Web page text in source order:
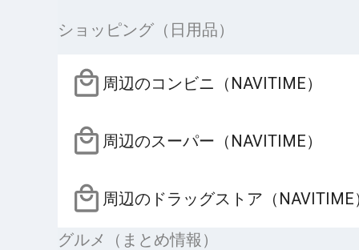
ショッピング（日用品）
周辺のコンビニ（NAVITIME）
周辺のスーパー（NAVITIME）
周辺のドラッグストア（NAVITIME
グルメ（まとめ情報）